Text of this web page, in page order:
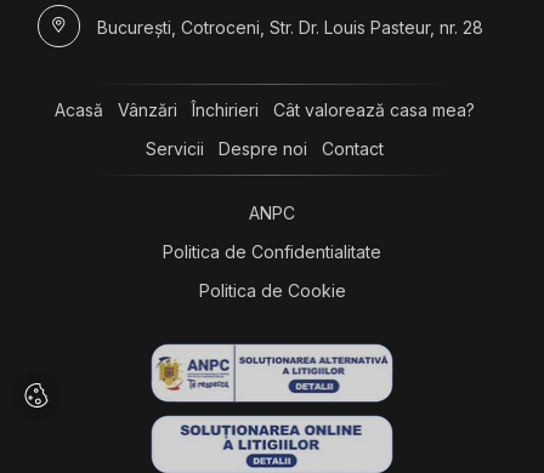
București, Cotroceni, Str. Dr. Louis Pasteur, nr. 28
Acasă Vânzări Închirieri
Cât valorează casa mea?
Servicii
Despre noi Contact
ANPC
Politica de Confidentialitate
Politica de Cookie